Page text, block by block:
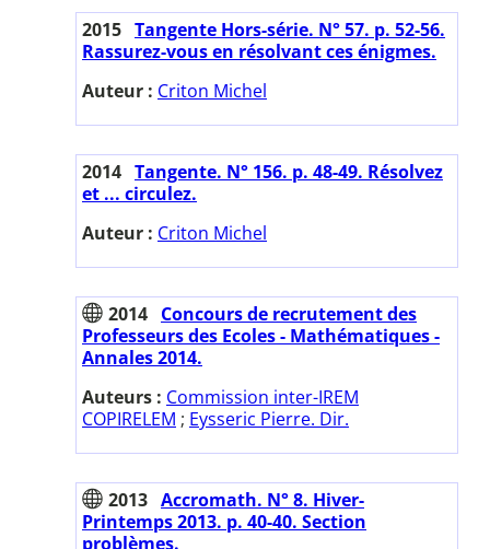
2015 Tangente Hors-série. N° 57. p. 52-56.
Rassurez-vous en résolvant ces énigmes.
Auteur : Criton Michel
2014 Tangente. N° 156. p. 48-49. Résolvez
et ... circulez.
Auteur : Criton Michel
2014 Concours de recrutement des
Professeurs des Ecoles - Mathématiques -
Annales 2014.
Auteurs : Commission inter-IREM
COPIRELEM ; Eysseric Pierre. Dir.
2013 Accromath. N° 8. Hiver-
Printemps 2013. p. 40-40. Section
problèmes.